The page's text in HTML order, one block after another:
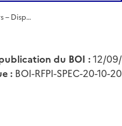
– Disp…
du BOI :12/
: BOI-RFPI-SPEC-20-10-